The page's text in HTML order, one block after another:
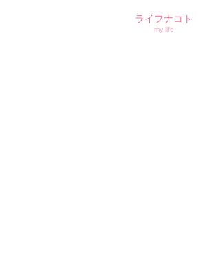
ライフナコト
my life